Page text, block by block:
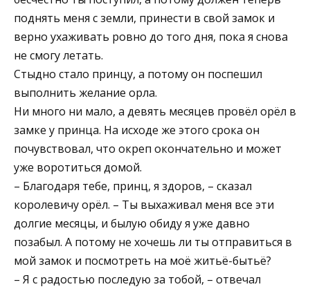
поднять меня с земли, принести в свой замок и
верно ухаживать ровно до того дня, пока я снова
не смогу летать.
Стыдно стало принцу, а потому он поспешил
выполнить желание орла.
Ни много ни мало, а девять месяцев провёл орёл в
замке у принца. На исходе же этого срока он
почувствовал, что окреп окончательно и может
уже воротиться домой.
– Благодаря тебе, принц, я здоров, – сказал
королевичу орёл. – Ты выхаживал меня все эти
долгие месяцы, и былую обиду я уже давно
позабыл. А потому не хочешь ли ты отправиться в
мой замок и посмотреть на моё житьё-бытьё?
– Я с радостью последую за тобой, – отвечал